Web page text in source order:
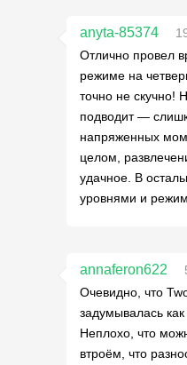
anyta-85374
Отлично провел
режиме на
точно не скучно!
подводит —
напряженных
целом,
удачное. В
уровнями и
annaferon622
Очевидно, что
задумывалась
Неплохо, что
втроём, что